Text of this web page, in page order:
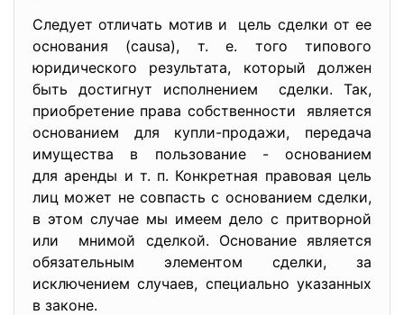
Следует отличать мотив и цель сделки от ее
основания (causa), т. е. того типового
юридического результата, который должен
быть достигнут исполнением сделки. Так,
приобретение права собственности является
основанием для купли-продажи, передача
имущества в пользование - основанием
для аренды и т. п. Конкретная правовая цель
лиц может не совпасть с основанием сделки,
в этом случае мы имеем дело с притворной
или мнимой сделкой. Основание является
обязательным элементом сделки, за
исключением случаев, специально указанных
в законе.